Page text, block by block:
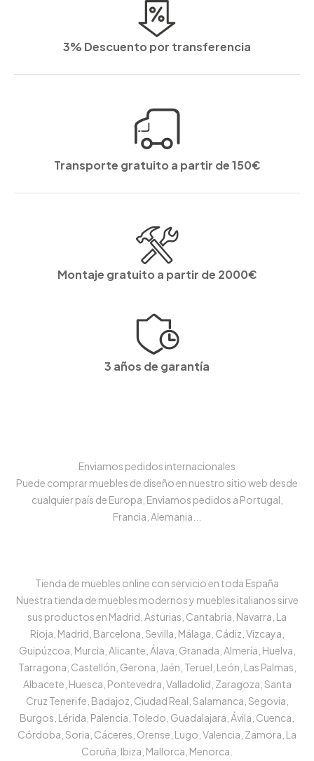
3% Descuento por transferencia
Transporte gratuito a partir de 150€
Montaje gratuito a partir de 2000€
3 años de garantía
Enviamos pedidos internacionales
Puede comprar muebles de diseño en nuestro sitio web desde
cualquier país de Europa, Enviamos pedidos a Portugal,
Francia, Alemania...
Tienda de muebles online con servicio en toda España
Nuestra tienda de muebles modernos y muebles italianos sirve
sus productos en Madrid, Asturias, Cantabria, Navarra, La
Rioja, Madrid, Barcelona, Sevilla, Málaga, Cádiz, Vizcaya,
Guipúzcoa, Murcia, Alicante, Álava, Granada, Almería, Huelva,
Tarragona, Castellón, Gerona, Jaén, Teruel, León, Las Palmas,
Albacete, Huesca, Pontevedra, Valladolid, Zaragoza, Santa
Cruz Tenerife, Badajoz, Ciudad Real, Salamanca, Segovia,
Burgos, Lérida, Palencia, Toledo, Guadalajara, Ávila, Cuenca,
Córdoba, Soria, Cáceres, Orense, Lugo, Valencia, Zamora, La
Coruña, Ibiza, Mallorca, Menorca.